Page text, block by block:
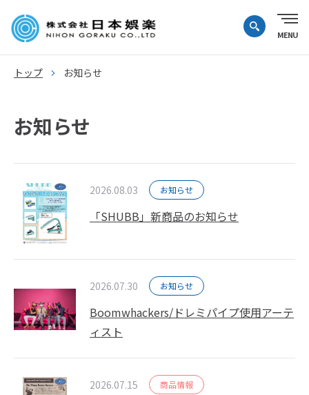
トップ お知らせ
お知らせ
2026.08.03 お知らせ
「SHUBB」新商品のお知らせ
2026.07.30 お知らせ
Boomwhackers/ドレミパイプ使用アーテ
ィスト
2026.07.15 商品情報